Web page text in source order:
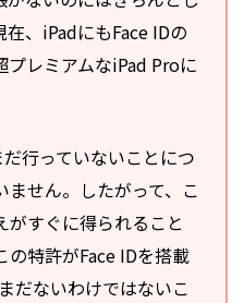
、iPadにもFace IDの
プレミアムなiPad Proに
行っていないことにつ
せん。したがって、こ
がすぐに得られること
特許がFace IDを搭載
だないわけではないこ